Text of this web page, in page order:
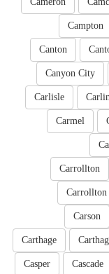
Campton
Canton
Canyon City
Carlisle
Carmel
Carrollton
Carrollton
Carson
Carthage
Cascade
Casper